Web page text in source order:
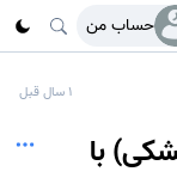
حساب من
1 سال قبل
با